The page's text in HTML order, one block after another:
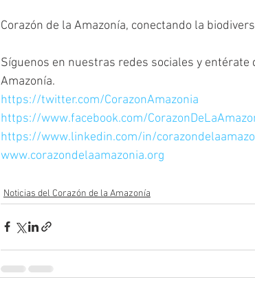
Corazón de la Amazonía, conectando la
Síguenos en nuestras redes sociales y entérate
Amazonía.
https://twitter.com/CorazonAmazonia
https://www.facebook.com/
https://www.linkedin.com/in/
www.corazondelaamazonia.org
Noticias del Corazón de la Amazonía